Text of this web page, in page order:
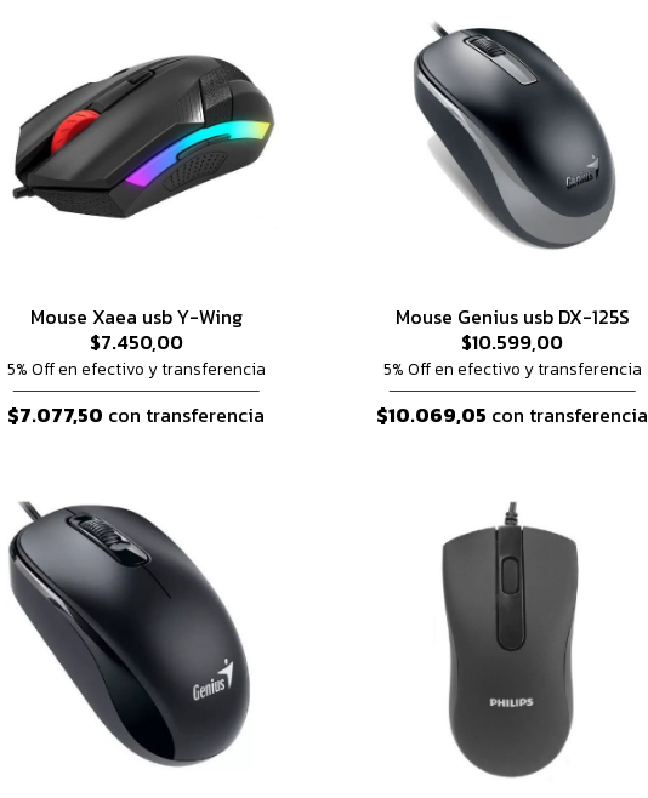
Mouse Xaea usb Y-Wing
$7.450,00
5% Off en efectivo y transferencia
$7.077,50 con transferencia
Mouse Genius usb DX-125S
$10.599,00
5% Off en efectivo y transferencia
$10.069,05 con transferencia